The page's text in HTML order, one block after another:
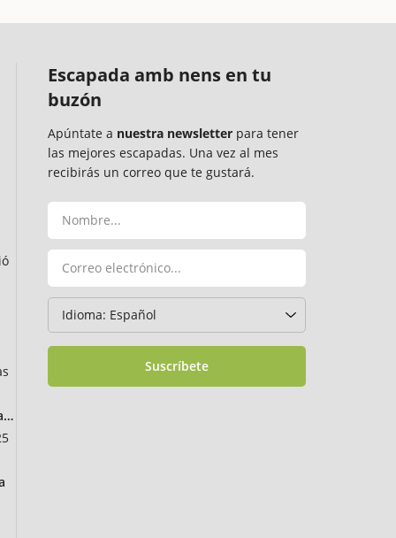
Escapada amb nens en tu
buzón
Apúntate a nuestra newsletter para tener
las mejores escapadas. Una vez al mes
recibirás un correo que te gustará.
Suscríbete